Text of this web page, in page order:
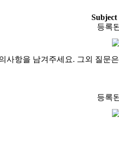
Subject
등록
사항을 남겨주세요. 그외 질문
등록